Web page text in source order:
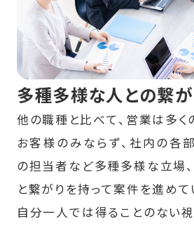
多種多様な人との繋が
他の職種と比べて、営業は多く
お客様のみならず、社内の各
の担当者など多種多様な立場
と繋がりを持って案件を進めて
自分一人では得ることのない